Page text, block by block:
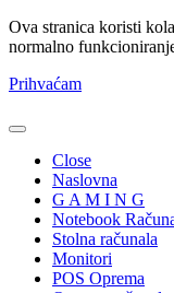
Ova stranica koristi
normalno
Prihvaćam
Close
Naslovna
G A M I N G
Notebook
Stolna računala
Monitori
POS Oprema